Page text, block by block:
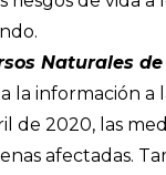
Naturales
la información a
de 2020, las
afectadas.